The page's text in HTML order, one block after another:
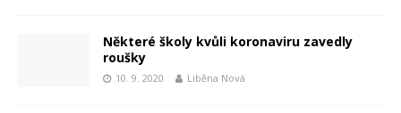
Některé školy kvůli koronaviru zavedly
roušky
10. 9. 2020 Liběna Nová